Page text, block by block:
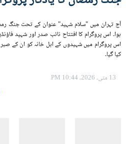
آج تہران میں "سلام شہید" عنوان کے تحت جنگ
ہوا۔ اس پروگرام کا افتتاح نائب صدر اور شہید
اس پروگرام میں شہیدوں کے اہل خانہ کو ان کے
کیا گیا۔
13 مئی، 2026، 10:44 PM